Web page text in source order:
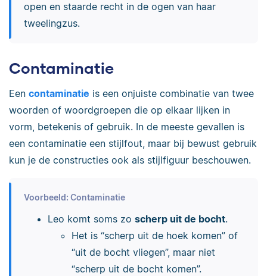
open en staarde recht in de ogen van haar
tweelingzus.
Contaminatie
Een contaminatie is een onjuiste combinatie van twee
woorden of woordgroepen die op elkaar lijken in
vorm, betekenis of gebruik. In de meeste gevallen is
een contaminatie een stijlfout, maar bij bewust gebruik
kun je de constructies ook als stijlfiguur beschouwen.
Voorbeeld: Contaminatie
Leo komt soms zo scherp uit de bocht.
Het is “scherp uit de hoek komen” of
“uit de bocht vliegen”, maar niet
“scherp uit de bocht komen”.